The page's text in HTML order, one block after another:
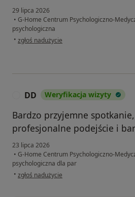
29 lipca 2026
• G-Home Centrum Psychologiczno-
psychologiczna
• w opinii użytkownika Oskar
zgłoś nadużycie
DD Weryfikacja wizyty
Bardzo przyjemne
profesjonalne podejście i
23 lipca 2026
• G-Home Centrum Psychologiczno-
psychologiczna dla par
• w opinii użytkownika DD
zgłoś nadużycie